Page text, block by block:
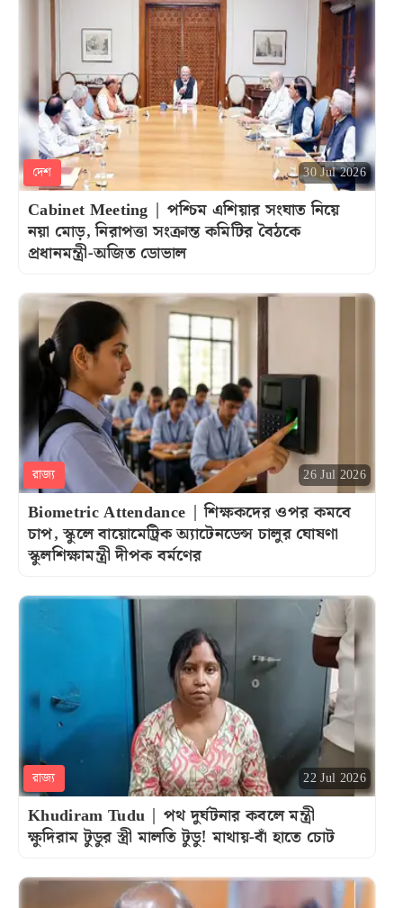
দেশ 30 Jul 2026
Cabinet Meeting | পশ্চিম এশিয়ার সংঘাত নিয়ে
নয়া মোড়, নিরাপত্তা সংক্রান্ত কমিটির বৈঠকে
প্রধানমন্ত্রী-অজিত ডোভাল
রাজ্য 26 Jul 2026
Biometric Attendance | শিক্ষকদের ওপর কমবে
চাপ, স্কুলে বায়োমেট্রিক অ্যাটেনডেন্স চালুর ঘোষণা
স্কুলশিক্ষামন্ত্রী দীপক বর্মণের
রাজ্য 22 Jul 2026
Khudiram Tudu | পথ দুর্ঘটনার কবলে মন্ত্রী
ক্ষুদিরাম টুডুর স্ত্রী মালতি টুডু! মাথায়-বাঁ হাতে চোট